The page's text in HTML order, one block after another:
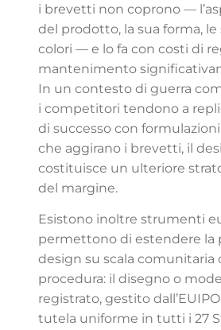
i brevetti non coprono —
del prodotto, la sua forma, le
colori — e lo fa con costi di
mantenimento
In un contesto di guerra
i competitori tendono a
di successo con
che aggirano i brevetti, il
costituisce un ulteriore
del margine.
Esistono inoltre strumenti
permettono di estendere la
design su scala comunitaria
procedura: il disegno o
registrato, gestito
tutela uniforme in tutti i 27